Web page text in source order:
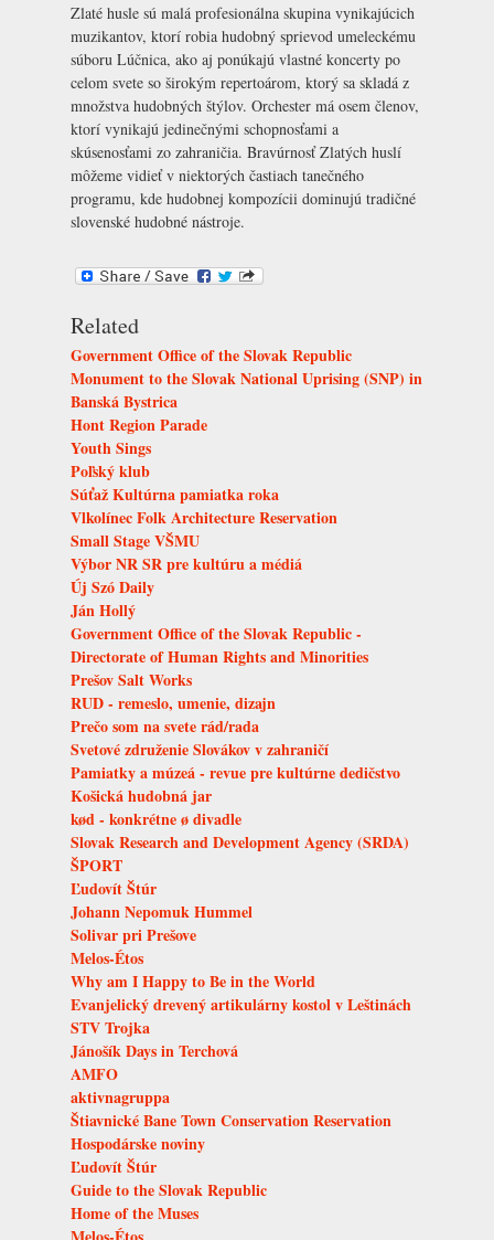
Zlaté husle sú malá profesionálna skupina vynikajúcich
muzikantov, ktorí robia hudobný sprievod umeleckému
súboru Lúčnica, ako aj ponúkajú vlastné koncerty po
celom svete so širokým repertoárom, ktorý sa skladá z
množstva hudobných štýlov. Orchester má osem členov,
ktorí vynikajú jedinečnými schopnosťami a
skúsenosťami zo zahraničia. Bravúrnosť Zlatých huslí
môžeme vidieť v niektorých častiach tanečného
programu, kde hudobnej kompozícii dominujú tradičné
slovenské hudobné nástroje.
Related
Government Office of the Slovak Republic
Monument to the Slovak National Uprising (SNP) in
Banská Bystrica
Hont Region Parade
Youth Sings
Poľský klub
Súťaž Kultúrna pamiatka roka
Vlkolínec Folk Architecture Reservation
Small Stage VŠMU
Výbor NR SR pre kultúru a médiá
Új Szó Daily
Ján Hollý
Government Office of the Slovak Republic -
Directorate of Human Rights and Minorities
Prešov Salt Works
RUD - remeslo, umenie, dizajn
Prečo som na svete rád/rada
Svetové združenie Slovákov v zahraničí
Pamiatky a múzeá - revue pre kultúrne dedičstvo
Košická hudobná jar
kød - konkrétne ø divadle
Slovak Research and Development Agency (SRDA)
ŠPORT
Ľudovít Štúr
Johann Nepomuk Hummel
Solivar pri Prešove
Melos-Étos
Why am I Happy to Be in the World
Evanjelický drevený artikulárny kostol v Leštinách
STV Trojka
Jánošík Days in Terchová
AMFO
aktivnagruppa
Štiavnické Bane Town Conservation Reservation
Hospodárske noviny
Ľudovít Štúr
Guide to the Slovak Republic
Home of the Muses